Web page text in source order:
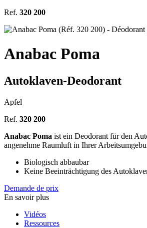
Ref. 320 200
Anabac Poma
Autoklaven-Deodorant
Apfel
Ref. 320 200
Anabac Poma ist ein Deodorant für den
angenehme Raumluft in Ihrer
Biologisch abbaubar
Keine Beeinträchtigung des
Demande de prix
En savoir plus
Vidéos
Ressources